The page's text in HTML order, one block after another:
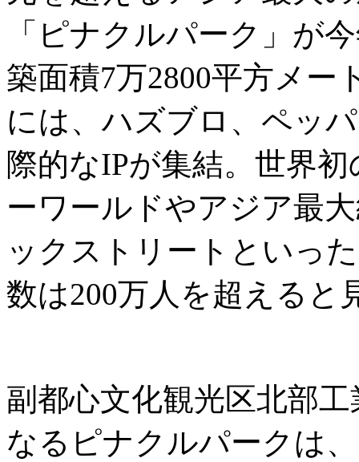
「ピナクルパーク」が
築面積7万2800平方メ
には、ハズブロ、ペッ
際的なIPが集結。世界
ーワールドやアジア最
ックストリートといっ
数は200万人を超えると
副都心文化観光区北部
なるピナクルパークは